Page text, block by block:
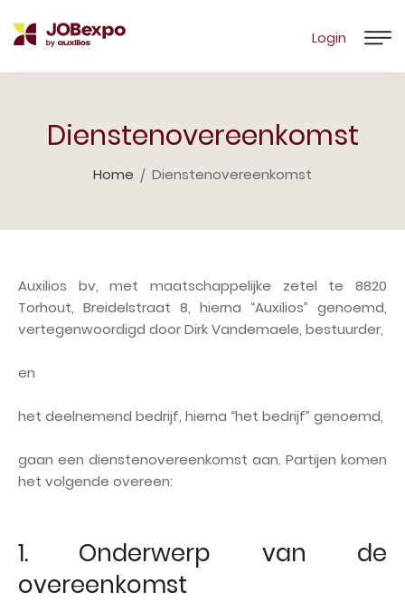
Login
Dienstenovereenkomst
Home Dienstenovereenkomst
Auxilios bv, met maatschappelijke zetel te 8820
Torhout, Breidelstraat 8, hierna “Auxilios” genoemd,
vertegenwoordigd door Dirk Vandemaele, bestuurder,
en
het deelnemend bedrijf, hierna “het bedrijf” genoemd,
gaan een dienstenovereenkomst aan. Partijen komen
het volgende overeen:
1. Onderwerp van de
overeenkomst